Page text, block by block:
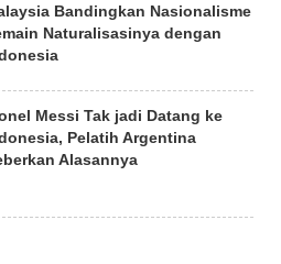
Bandingkan Nasionalisme
Naturalisasinya dengan
Messi Tak jadi Datang ke
Pelatih Argentina
Alasannya